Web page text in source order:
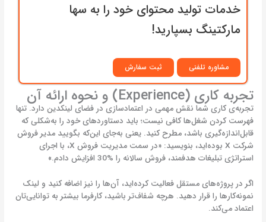
خدمات تولید محتوای خود را به سها
مارکتینگ بسپارید!
مشاوره تلفنی ثبت سفارش
تجربه کاری (Experience) و نحوه ارائه آن
تجربه‌ی کاری شما نقش مهمی در اعتمادسازی در فضای لینکدین دارد. تنها
فهرست کردن شغل‌ها کافی نیست؛ باید دستاوردهای خود را به‌شکلی که
قابل‌اندازه‌گیری باشد، مطرح کنید. یعنی به‌جای این‌که بگویید مدیر فروش
شرکت X بوده‌اید، بنویسید: «در سمت مدیریت فروش X، با اجرای
استراتژی تبلیغات هدفمند، فروش سالانه را %30 افزایش دادم.»
اگر در پروژه‌های مستقل فعالیت کرده‌اید، آن‌ها را نیز اضافه کنید و لینک
نمونه‌کارها را قرار دهید. هرچه شفاف‌تر باشید، کارفرما بیشتر به توانایی‌تان
اعتماد می‌کند.